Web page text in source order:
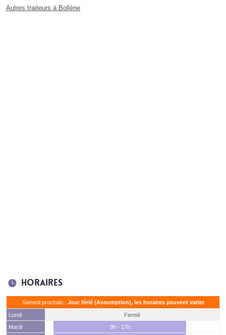
Autres traiteurs à Bollène
Horaires
Samedi prochain : Jour férié (Assomption), les horaires peuvent varier
Lundi
Fermé
Mardi
9h - 17h